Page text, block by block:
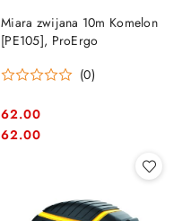
Miara zwijana 10m Komelon
[PE105], ProErgo
(0)
Cena:
62.00
Cena:
62.00